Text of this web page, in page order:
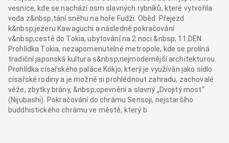
vesnice, kde se nachází osm slavných rybníků, které vytvořila
voda z&nbsp;tání sněhu na hoře Fudži. Oběd. Přejezd
k&nbsp;jezeru Kawaguchi a následně pokračování
v&nbsp;cestě do Tokia, ubytování na 2 noci.&nbsp; 11.DEN
Prohlídka Tokia, nezapomenutelné metropole, kde se prolíná
tradiční japonská kultura s&nbsp;nejmodernější architekturou.
Prohlídka císařského paláce Kókjo, který je využíván jako sídlo
císařské rodiny a je možné si prohlédnout zahradu, zachovalé
věže, zbytky brány, &nbsp;opevnění a slavný „Dvojitý most“
(Nijubashi). Pokračování do chrámu Sensoji, nejstaršího
buddhistického chrámu ve městě, který b